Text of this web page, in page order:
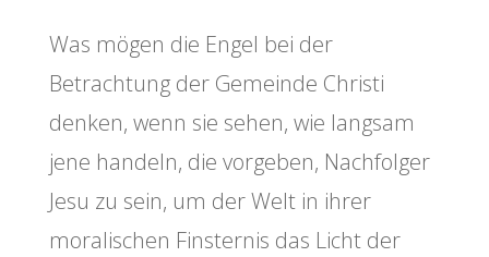
Was mögen die Engel bei der
Betrachtung der Gemeinde Christi
denken, wenn sie sehen, wie langsam
jene handeln, die vorgeben, Nachfolger
Jesu zu sein, um der Welt in ihrer
moralischen Finsternis das Licht der